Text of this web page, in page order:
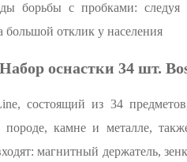
борьбы с пробками:
отклик у населения
Набор оснастки 34 шт.
состоящий из 34
породе, камне и металле,
магнитный держатель,